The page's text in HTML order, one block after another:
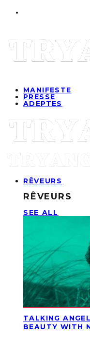
MANIFESTE
PRESSE
ADEPTES
RÊVEURS
RÊVEURS
SEE ALL
TALKING
BEAUTY WITH